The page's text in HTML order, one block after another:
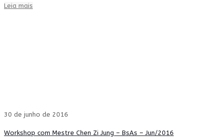
Leia mais
30 de junho de 2016
Workshop com Mestre Chen Zi Jung – BsAs – Jun/2016